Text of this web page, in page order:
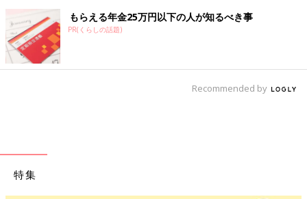
もらえる年金25万円以下の人が知るべき事
PR(くらしの話題)
Recommended by
特集